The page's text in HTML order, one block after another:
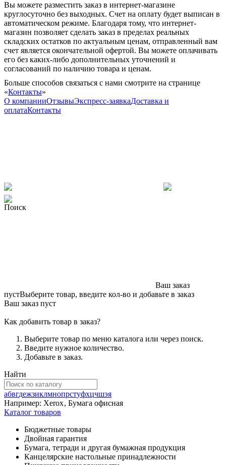
Вы можете разместить заказ в интернет-магазине
круглосуточно без выходных. Счет на оплату будет выписан в
автоматическом режиме. Благодаря тому, что интернет-
магазин позволяет сделать заказ в пределах реальных
складских остатков по актуальным ценам, отправленный вам
счет является окончательной офертой. Вы можете оплачивать
его без каких-либо дополнительных уточнений и
согласований по наличию товара и ценам.
Больше способов связаться с нами смотрите на странице
«Контакты»
О компанииОтзывыЭкспресс-заявкаДоставка и
оплатаКонтакты
Поиск
Ваш заказ
пустВыберите товар, введите кол-во и добавьте в заказ
Ваш заказ пуст
Как добавить товар в заказ?
Выберите товар по меню каталога или через поиск.
Введите нужное количество.
Добавьте в заказ.
Найти
абвгдежзиклмнопрстуфхцчшэя
Например: Xerox, Бумага офисная
Каталог товаров
Бюджетные товары
Двойная гарантия
Бумага, тетради и другая бумажная продукция
Канцелярские настольные принадлежности